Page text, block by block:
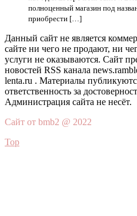
полноценный магазин под
приобрести […]
Данный сайт не является
сайте ни чего не продают, ни
услуги не оказываются. Сайт
новостей RSS канала
lenta.ru . Материалы
ответственность за
Администрация сайта не несёт.
Сайт от bmb2 @ 2022
Top